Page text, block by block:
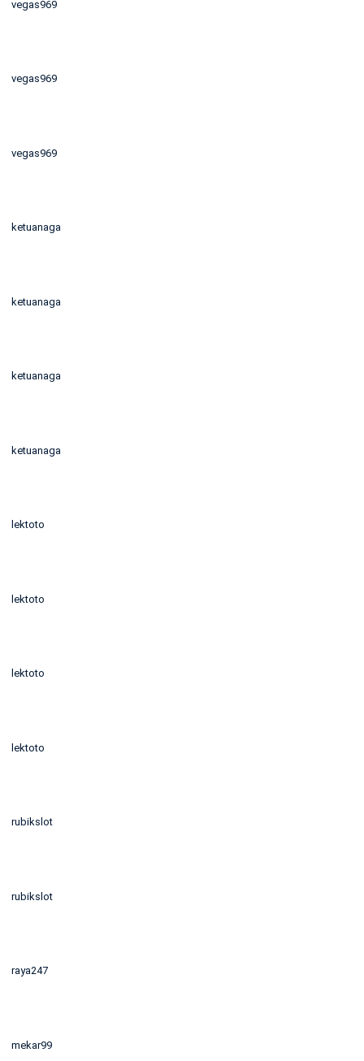
vegas969
vegas969
vegas969
ketuanaga
ketuanaga
ketuanaga
ketuanaga
lektoto
lektoto
lektoto
lektoto
rubikslot
rubikslot
raya247
mekar99